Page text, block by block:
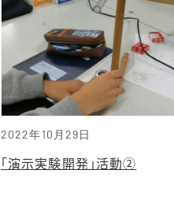
2022年10月29日
「演示実験開発」活動②